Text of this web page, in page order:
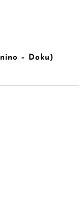
– Doku)